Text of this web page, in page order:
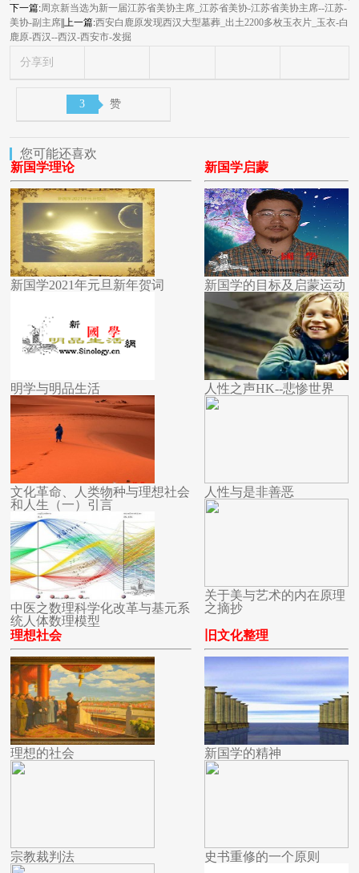
下一篇:周京新当选为新一届江苏省美协主席_江苏省美协-江苏省美协主席--江苏-
美协-副主席 ||上一篇:西安白鹿原发现西汉大型墓葬_出土2200多枚玉衣片_玉衣-白
鹿原-西汉--西汉-西安市-发掘
分享到
3 赞
您可能还喜欢
新国学理论
新国学2021年元旦新年贺词
明学与明品生活
文化革命、人类物种与理想社会
和人生（一）引言
中医之数理科学化改革与基元系
统人体数理模型
新国学启蒙
新国学的目标及启蒙运动
人性之声HK--悲惨世界
人性与是非善恶
关于美与艺术的内在原理
之摘抄
理想社会
理想的社会
宗教裁判法
旧文化整理
新国学的精神
史书重修的一个原则